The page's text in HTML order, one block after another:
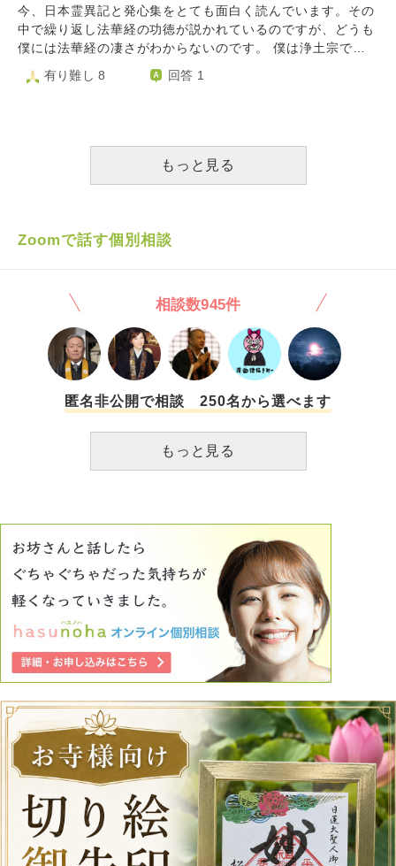
状態が移り変わる過程でしかない •そう考えれば、思い悩む
必要など無い ※現時点でディティールまでの正確な理解は求
めておらず、まず、ざっくりとした意味を理解したいと考え
葬式で読まれる般若心経は、故人に対してではなく、遺族に
の道のプロであるお坊さんに聞くのが一番正確かと思い、質
今、日本霊異記と発心集をとても面白く読んでいます。その
中で繰り返し法華経の功徳が説かれているのですが、どうも
僕には法華経の凄さがわからないのです。 僕は浄土宗では
ありますが、自分の宗派探しをして浄土宗に辿り着くまでに
各宗派のだいたいの教えは勉強したので、例えば般若経の空
が僕もそれに加担しそうです。日本霊異記や発心集の時代の
人たちの感じた素晴らしさを理解したいと思っての質問です
のでご容赦ください。
有り難し 8 回答 1
もっと見る
Zoomで話す個別相談
相談数945件
匿名非公開で相談 250名から選べます
もっと見る